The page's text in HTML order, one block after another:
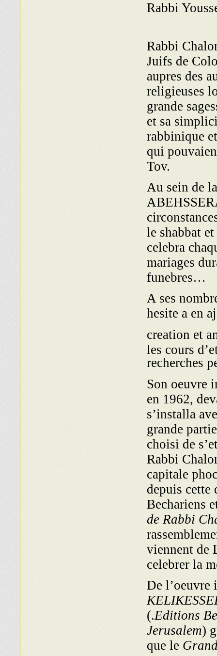
Rabbi
Rabbi
Juifs de
aupres des
religieuses
grande
et sa
rabbinique
qui
Tov.
Au sein de
le shabbat
celebra
mariages
funebres…
A ses
hesite a en
creation et
les cours
recherches
Son oeuvre
en 1962,
s’installa
grande
choisi de
Rabbi
capitale
depuis cette
Bechariens
de Rabbi
viennent de
celebrer la
De l’oeuvre
(.Editions
Jerusalem)
que le